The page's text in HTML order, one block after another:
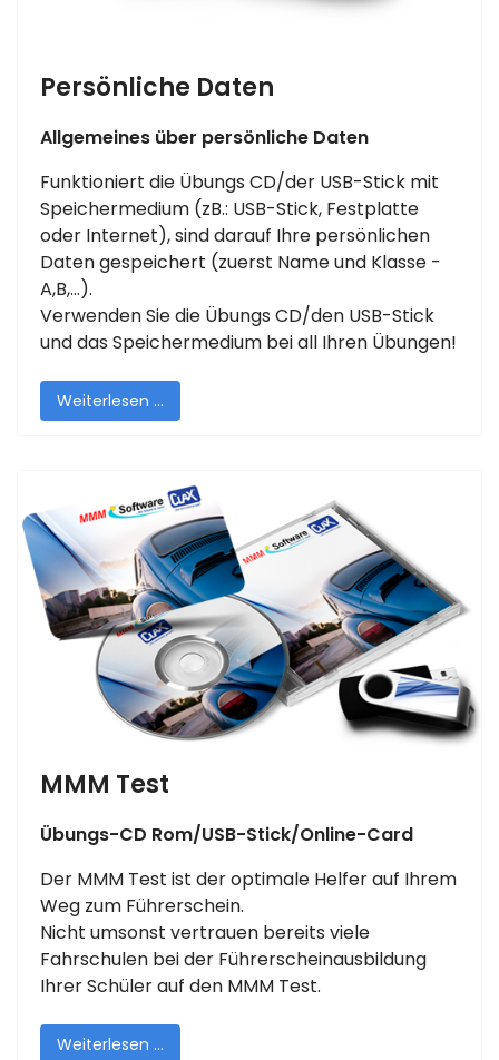
Persönliche Daten
Allgemeines über persönliche Daten
Funktioniert die Übungs CD/der USB-Stick mit
Speichermedium (zB.: USB-Stick, Festplatte
oder Internet), sind darauf Ihre persönlichen
Daten gespeichert (zuerst Name und Klasse -
A,B,...).
Verwenden Sie die Übungs CD/den USB-Stick
und das Speichermedium bei all Ihren Übungen!
Weiterlesen …
MMM Test
Übungs-CD Rom/USB-Stick/Online-Card
Der MMM Test ist der optimale Helfer auf Ihrem
Weg zum Führerschein.
Nicht umsonst vertrauen bereits viele
Fahrschulen bei der Führerscheinausbildung
Ihrer Schüler auf den MMM Test.
Weiterlesen …